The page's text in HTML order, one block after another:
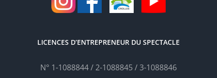
LICENCES D’ENTREPRENEUR DU SPECTACLE
N° 1-1088844 / 2-1088845 / 3-1088846